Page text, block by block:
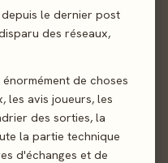
le dernier post
des réseaux,
de choses
les avis joueurs, les
des sorties, la
la partie technique
d'échanges et de